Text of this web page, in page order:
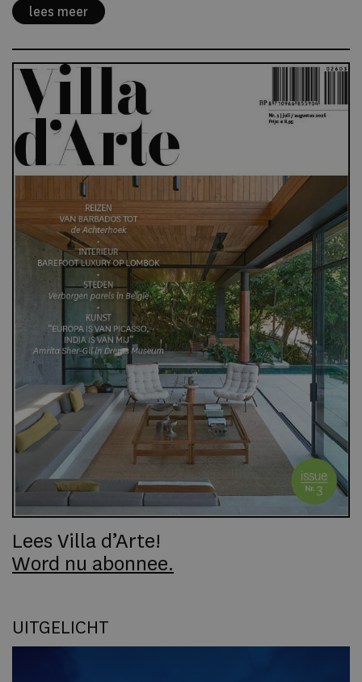
historische referentie vormt het uitgangspunt voor een eigentijdse
vertaling waarin vorm, functie en uitstraling samenkomen.
lees meer
Lees Villa d’Arte!
Word nu abonnee.
UITGELICHT